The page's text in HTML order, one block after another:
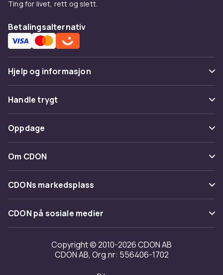
Ting for livet, rett og slett.
Betalingsalternativ
Hjelp og informasjon
Vanlige spørsmål
Spor pakke
Angre & returner her
Kontakt oss
Handle trygt
Betaling
Levering
Tilbakekallinger
Oppdage
Kategorier
Varemerker
Om CDON
Om oss
Kundeanmeldelser
Jobbe på CDON
Investor relations
Tilgjengelighet
CDONs markedsplass
Merchant Help Center
CDON på sosiale medier
Copyright © 2010-2026 CDON AB
CDON AB, Org.nr: 556406-1702